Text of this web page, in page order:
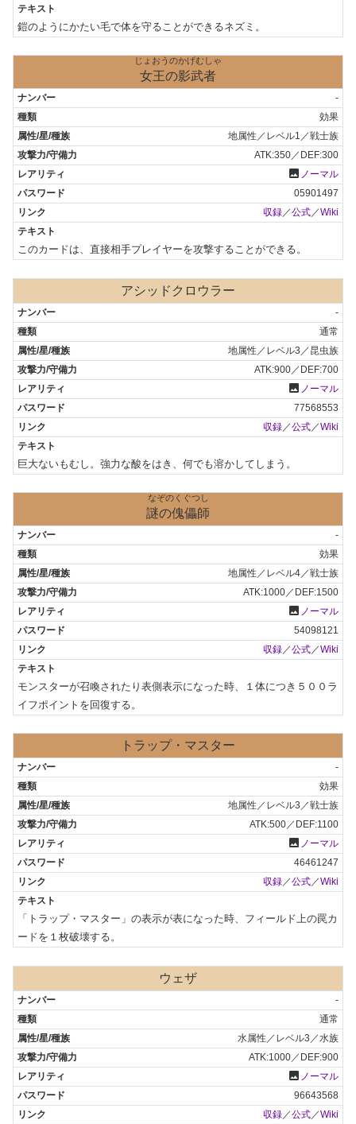
鎧のようにかたい毛で体を守ることができるネズミ。
じょおうのかげむしゃ
女王の影武者
-
効果
地属性／レベル1／戦士族
ATK:350／DEF:300
photo ノーマル
05901497
収録／公式／Wiki
このカードは、直接相手プレイヤーを攻撃することができる。
アシッドクロウラー
-
通常
地属性／レベル3／昆虫族
ATK:900／DEF:700
photo ノーマル
77568553
収録 ／公式 ／Wiki
巨大ないもむし。強力な酸をはき、何でも溶かしてしまう。
なぞのくぐつし
謎の傀儡師
-
効果
地属性／レベル4／戦士族
ATK:1000／DEF:1500
photo ノーマル
54098121
収録／公式／Wiki
モンスターが召喚されたり表側表示になった時、１体につき５００ラ
イフポイントを回復する。
トラップ・マスター
-
効果
地属性／レベル3／戦士族
ATK:500／DEF:1100
photo ノーマル
46461247
収録／公式／Wiki
「トラップ・マスター」の表示が表になった時、フィールド上の罠カ
ードを１枚破壊する。
ウェザ
-
通常
水属性／レベル3／水族
ATK:1000／DEF:900
photo ノーマル
96643568
収録 ／公式 ／Wiki